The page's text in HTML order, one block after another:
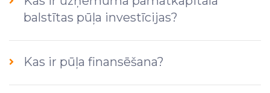
balstītas pūļa investīcijas?
Kas ir pūļa finansēšana?